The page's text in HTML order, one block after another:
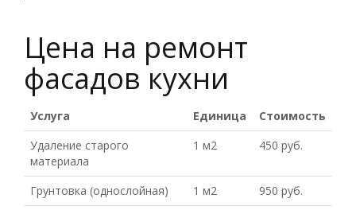
Цена на ремонт
фасадов кухни
Услуга Единица
Стоимость
Удаление старого
материала
1 м2 450 руб.
Грунтовка (однослойная) 1 м2
950 руб.